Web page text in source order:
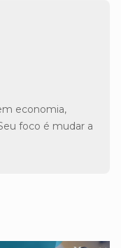
economia,
foco é mudar a